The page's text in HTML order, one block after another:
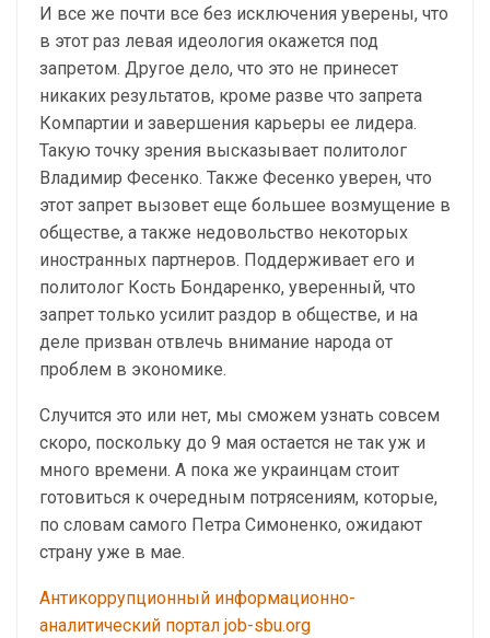
И все же почти все без исключения уверены, что
в этот раз левая идеология окажется под
запретом. Другое дело, что это не принесет
никаких результатов, кроме разве что запрета
Компартии и завершения карьеры ее лидера.
Такую точку зрения высказывает политолог
Владимир Фесенко. Также Фесенко уверен, что
этот запрет вызовет еще большее возмущение в
обществе, а также недовольство некоторых
иностранных партнеров. Поддерживает его и
политолог Кость Бондаренко, уверенный, что
запрет только усилит раздор в обществе, и на
деле призван отвлечь внимание народа от
проблем в экономике.
Случится это или нет, мы сможем узнать совсем
скоро, поскольку до 9 мая остается не так уж и
много времени. А пока же украинцам стоит
готовиться к очередным потрясениям, которые,
по словам самого Петра Симоненко, ожидают
страну уже в мае.
Антикоррупционный информационно-
аналитический портал job-sbu.org